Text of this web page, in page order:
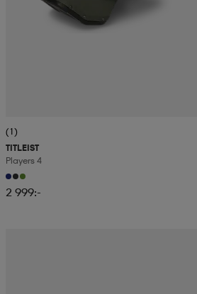
(1)
TITLEIST
Players 4
2 999:-